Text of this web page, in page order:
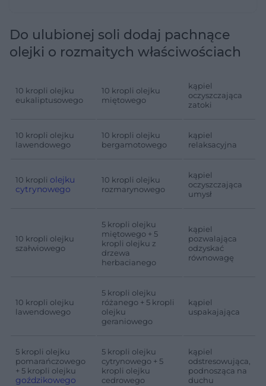
Do ulubionej soli dodaj pachnące
olejki o rozmaitych właściwościach
10 kropli olejku
eukaliptusowego
10 kropli olejku
miętowego
kąpiel
oczyszczająca
zatoki
10 kropli olejku
lawendowego
10 kropli olejku
bergamotowego
kąpiel
relaksacyjna
10 kropli olejku
cytrynowego
10 kropli olejku
rozmarynowego
kąpiel
oczyszczająca
umysł
10 kropli olejku
szałwiowego
5 kropli olejku
miętowego + 5
kropli olejku z
drzewa
herbacianego
kąpiel
pozwalająca
odzyskać
równowagę
10 kropli olejku
lawendowego
5 kropli olejku
różanego + 5 kropli
olejku
geraniowego
kąpiel
uspakajająca
5 kropli olejku
pomarańczowego
+ 5 kropli olejku
goździkowego
5 kropli olejku
cytrynowego + 5
kropli olejku
cedrowego
kąpiel
odstresowująca,
podnosząca na
duchu